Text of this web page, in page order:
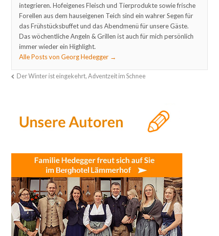
integrieren. Hofeigenes Fleisch und Tierprodukte sowie frische
Forellen aus dem hauseigenen Teich sind ein wahrer Segen für
das Frühstücksbuffet und das Abendmenü für unsere Gäste.
Das wöchentliche Angeln & Grillen ist auch für mich persönlich
immer wieder ein Highlight.
Alle Posts von Georg Hedegger →
Der Winter ist eingekehrt, Adventzeit im Schnee